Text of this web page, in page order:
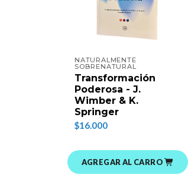
NATURALMENTE
SOBRENATURAL
Transformación
Poderosa - J.
Wimber & K.
Springer
$16.000
AGREGAR AL CARRO